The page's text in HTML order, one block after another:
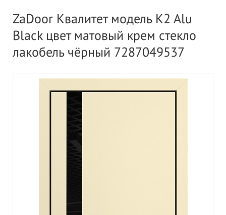
ZaDoor Квалитет модель K2 Alu
Black цвет матовый крем стекло
лакобель чёрный 7287049537